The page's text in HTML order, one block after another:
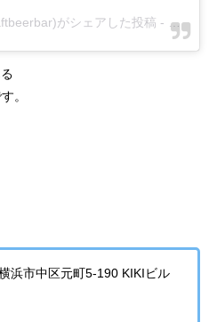
がシェアした投稿 - 2020
。
浜市中区元町5-190 KIKIビル